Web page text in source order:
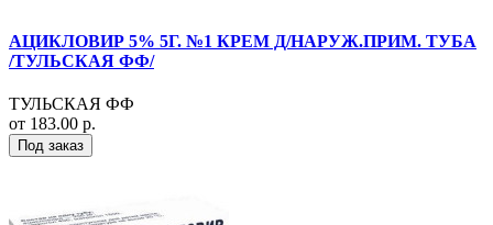
АЦИКЛОВИР 5% 5Г. №1 КРЕМ Д/НАРУЖ.ПРИМ. ТУБА
/ТУЛЬСКАЯ ФФ/
ТУЛЬСКАЯ ФФ
от 183.00 р.
Под заказ